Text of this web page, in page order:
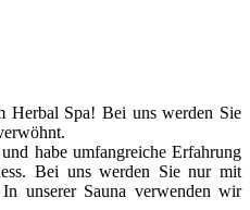
Herbal Spa! Bei uns werden Sie
habe umfangreiche Erfahrung
Bei uns werden Sie nur mit
unserer Sauna verwenden wir